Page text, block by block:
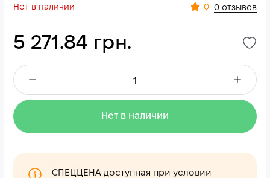
Нет в наличии 0 0 отзывов
5 271.84 грн.
Нет в наличии
СПЕЦЦЕНА доступная при условии